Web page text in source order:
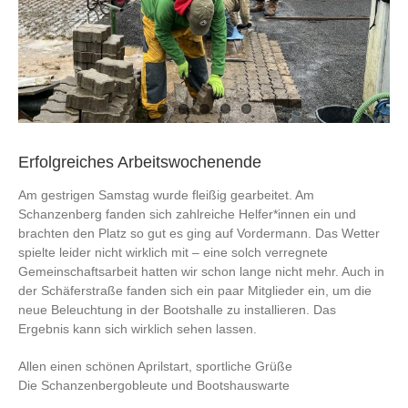
Erfolgreiches Arbeitswochenende
Am gestrigen Samstag wurde fleißig gearbeitet. Am
Schanzenberg fanden sich zahlreiche Helfer*innen ein und
brachten den Platz so gut es ging auf Vordermann. Das Wetter
spielte leider nicht wirklich mit – eine solch verregnete
Gemeinschaftsarbeit hatten wir schon lange nicht mehr. Auch in
der Schäferstraße fanden sich ein paar Mitglieder ein, um die
neue Beleuchtung in der Bootshalle zu installieren. Das
Ergebnis kann sich wirklich sehen lassen.
Allen einen schönen Aprilstart, sportliche Grüße
Die Schanzenbergobleute und Bootshauswarte